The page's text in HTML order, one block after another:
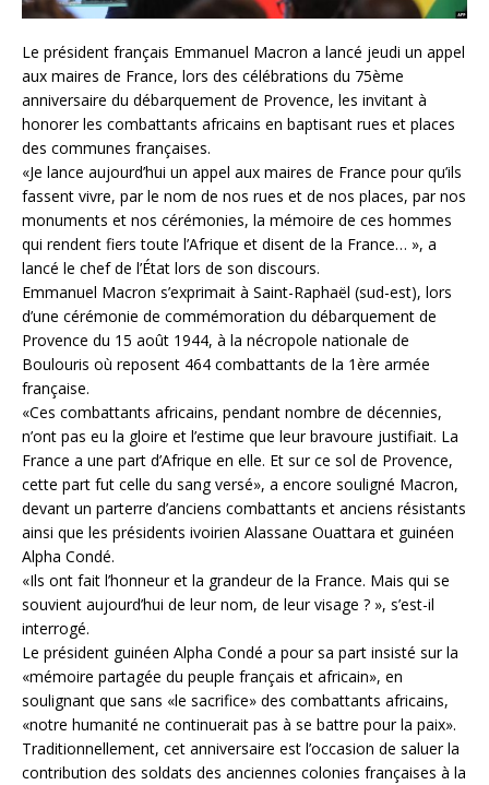
Le président français Emmanuel Macron a lancé jeudi un appel
aux maires de France, lors des célébrations du 75ème
anniversaire du débarquement de Provence, les invitant à
honorer les combattants africains en baptisant rues et places
des communes françaises.
«Je lance aujourd’hui un appel aux maires de France pour qu’ils
fassent vivre, par le nom de nos rues et de nos places, par nos
monuments et nos cérémonies, la mémoire de ces hommes
qui rendent fiers toute l’Afrique et disent de la France… », a
lancé le chef de l’État lors de son discours.
Emmanuel Macron s’exprimait à Saint-Raphaël (sud-est), lors
d’une cérémonie de commémoration du débarquement de
Provence du 15 août 1944, à la nécropole nationale de
Boulouris où reposent 464 combattants de la 1ère armée
française.
«Ces combattants africains, pendant nombre de décennies,
n’ont pas eu la gloire et l’estime que leur bravoure justifiait. La
France a une part d’Afrique en elle. Et sur ce sol de Provence,
cette part fut celle du sang versé», a encore souligné Macron,
devant un parterre d’anciens combattants et anciens résistants
ainsi que les présidents ivoirien Alassane Ouattara et guinéen
Alpha Condé.
«Ils ont fait l’honneur et la grandeur de la France. Mais qui se
souvient aujourd’hui de leur nom, de leur visage ? », s’est-il
interrogé.
Le président guinéen Alpha Condé a pour sa part insisté sur la
«mémoire partagée du peuple français et africain», en
soulignant que sans «le sacrifice» des combattants africains,
«notre humanité ne continuerait pas à se battre pour la paix».
Traditionnellement, cet anniversaire est l’occasion de saluer la
contribution des soldats des anciennes colonies françaises à la